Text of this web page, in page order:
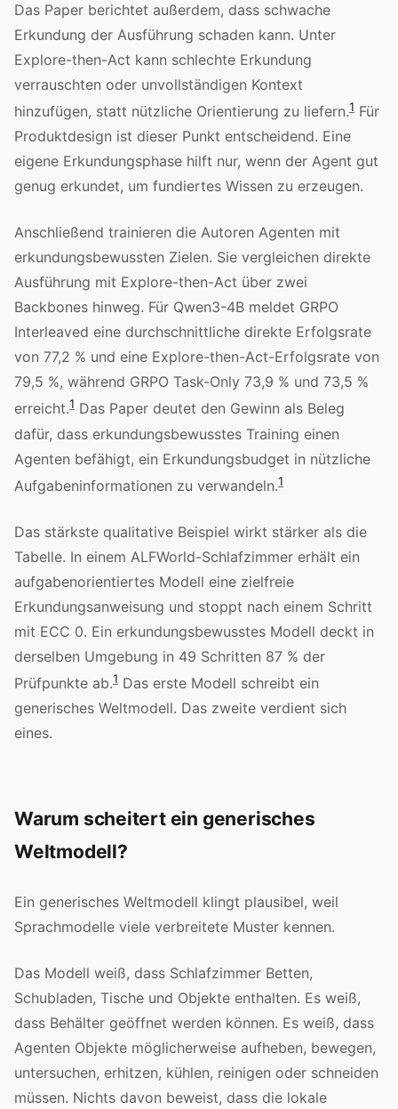
Das Paper berichtet außerdem, dass schwache
Erkundung der Ausführung schaden kann. Unter
Explore-then-Act kann schlechte Erkundung
verrauschten oder unvollständigen Kontext
hinzufügen, statt nützliche Orientierung zu liefern.1 Für
Produktdesign ist dieser Punkt entscheidend. Eine
eigene Erkundungsphase hilft nur, wenn der Agent gut
genug erkundet, um fundiertes Wissen zu erzeugen.
Anschließend trainieren die Autoren Agenten mit
erkundungsbewussten Zielen. Sie vergleichen direkte
Ausführung mit Explore-then-Act über zwei
Backbones hinweg. Für Qwen3-4B meldet GRPO
Interleaved eine durchschnittliche direkte Erfolgsrate
von 77,2 % und eine Explore-then-Act-Erfolgsrate von
79,5 %, während GRPO Task-Only 73,9 % und 73,5 %
erreicht.1 Das Paper deutet den Gewinn als Beleg
dafür, dass erkundungsbewusstes Training einen
Agenten befähigt, ein Erkundungsbudget in nützliche
Aufgabeninformationen zu verwandeln.1
Das stärkste qualitative Beispiel wirkt stärker als die
Tabelle. In einem ALFWorld-Schlafzimmer erhält ein
aufgabenorientiertes Modell eine zielfreie
Erkundungsanweisung und stoppt nach einem Schritt
mit ECC 0. Ein erkundungsbewusstes Modell deckt in
derselben Umgebung in 49 Schritten 87 % der
Prüfpunkte ab.1 Das erste Modell schreibt ein
generisches Weltmodell. Das zweite verdient sich
eines.
Warum scheitert ein generisches
Weltmodell?
Ein generisches Weltmodell klingt plausibel, weil
Sprachmodelle viele verbreitete Muster kennen.
Das Modell weiß, dass Schlafzimmer Betten,
Schubladen, Tische und Objekte enthalten. Es weiß,
dass Behälter geöffnet werden können. Es weiß, dass
Agenten Objekte möglicherweise aufheben, bewegen,
untersuchen, erhitzen, kühlen, reinigen oder schneiden
müssen. Nichts davon beweist, dass die lokale